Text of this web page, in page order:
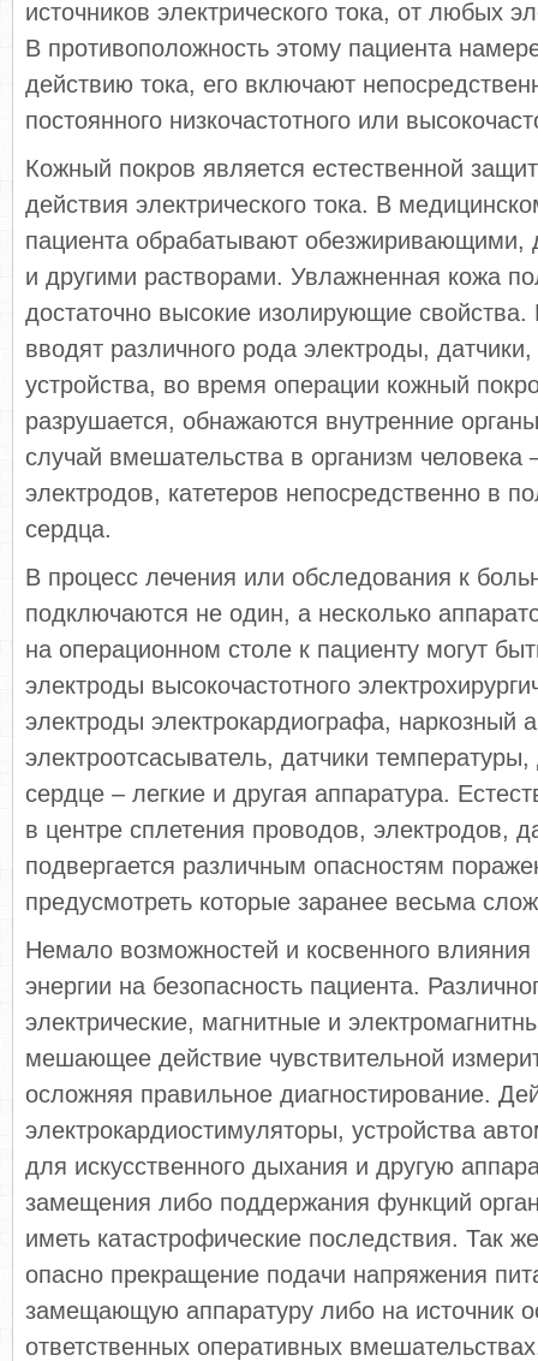
источников электрического тока, от любых
В противоположность этому пациента
действию тока, его включают
постоянного низкочастотного или
Кожный покров является естественной
действия электрического тока. В
пациента обрабатывают
и другими растворами. Увлажненная кожа
достаточно высокие изолирующие свойства.
вводят различного рода электроды,
устройства, во время операции кожный
разрушается, обнажаются внутренние
случай вмешательства в организм человека
электродов, катетеров непосредственно в
сердца.
В процесс лечения или обследования к
подключаются не один, а несколько
на операционном столе к пациенту могут
электроды высокочастотного
электроды электрокардиографа, наркозный
электроотсасыватель, датчики
сердце – легкие и другая аппаратура.
в центре сплетения проводов, электродов,
подвергается различным опасностям
предусмотреть которые заранее весьма
Немало возможностей и косвенного влияния
энергии на безопасность пациента.
электрические, магнитные и
мешающее действие чувствительной
осложняя правильное диагностирование.
электрокардиостимуляторы, устройства
для искусственного дыхания и другую
замещения либо поддержания функций
иметь катастрофические последствия. Так
опасно прекращение подачи напряжения
замещающую аппаратуру либо на источник
ответственных оперативных